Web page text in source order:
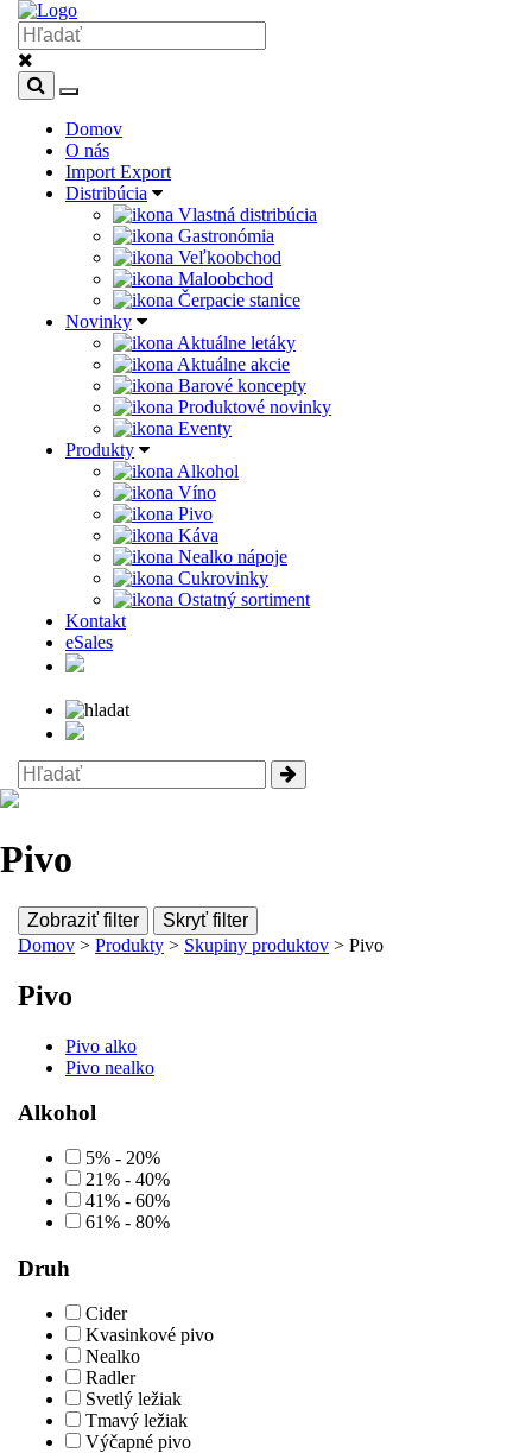
Domov
O nás
Import Export
Distribúcia
Vlastná distribúcia
Gastronómia
Veľkoobchod
Maloobchod
Čerpacie stanice
Novinky
Aktuálne letáky
Aktuálne akcie
Barové koncepty
Produktové novinky
Eventy
Produkty
Alkohol
Víno
Pivo
Káva
Nealko nápoje
Cukrovinky
Ostatný sortiment
Kontakt
eSales
Pivo
Zobraziť filter
Skryť filter
Domov > Produkty > Skupiny produktov > Pivo
Pivo
Pivo alko
Pivo nealko
Alkohol
5% - 20%
21% - 40%
41% - 60%
61% - 80%
Druh
Cider
Kvasinkové pivo
Nealko
Radler
Svetlý ležiak
Tmavý ležiak
Výčapné pivo